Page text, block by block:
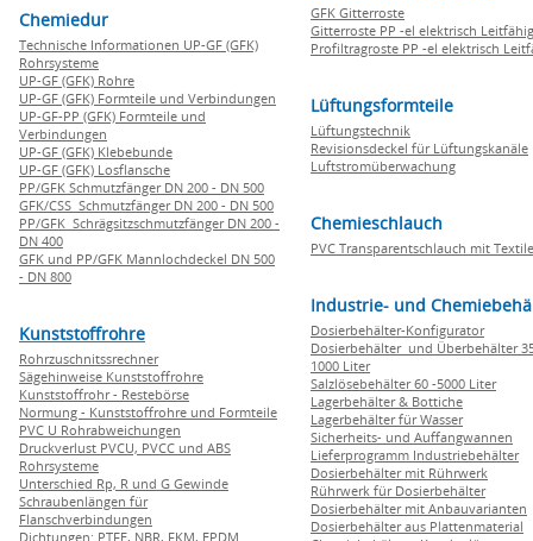
Chemiedur
Technische Informationen UP-GF (GFK)
Rohrsysteme
UP-GF (GFK) Rohre
UP-GF (GFK) Formteile und Verbindungen
UP-GF-PP (GFK) Formteile und
Verbindungen
UP-GF (GFK) Klebebunde
UP-GF (GFK) Losflansche
PP/GFK Schmutzfänger DN 200 - DN 500
GFK/CSS Schmutzfänger DN 200 - DN 500
PP/GFK Schrägsitzschmutzfänger DN 200 -
DN 400
GFK und PP/GFK Mannlochdeckel DN 500
- DN 800
Kunststoffrohre
Rohrzuschnitssrechner
Sägehinweise Kunststoffrohre
Kunststoffrohr - Restebörse
Normung - Kunststoffrohre und Formteile
PVC U Rohrabweichungen
Druckverlust PVCU, PVCC und ABS
Rohrsysteme
Unterschied Rp, R und G Gewinde
Schraubenlängen für
Flanschverbindungen
Dichtungen: PTFE, NBR, FKM, EPDM
GFK Gitterroste
Gitterroste PP -el elektrisch Leitfähig
Profiltragroste PP -el elektrisch
Lüftungsformteile
Lüftungstechnik
Revisionsdeckel für Lüftungskanäle
Luftstromüberwachung
Chemieschlauch
PVC Transparentschlauch mit
Industrie- und
Dosierbehälter-Konfigurator
Dosierbehälter und Überbehälter
1000 Liter
Salzlösebehälter 60 -5000 Liter
Lagerbehälter & Bottiche
Lagerbehälter für Wasser
Sicherheits- und Auffangwannen
Lieferprogramm Industriebehälter
Dosierbehälter mit Rührwerk
Rührwerk für Dosierbehälter
Dosierbehälter mit Anbauvarianten
Dosierbehälter aus Plattenmaterial